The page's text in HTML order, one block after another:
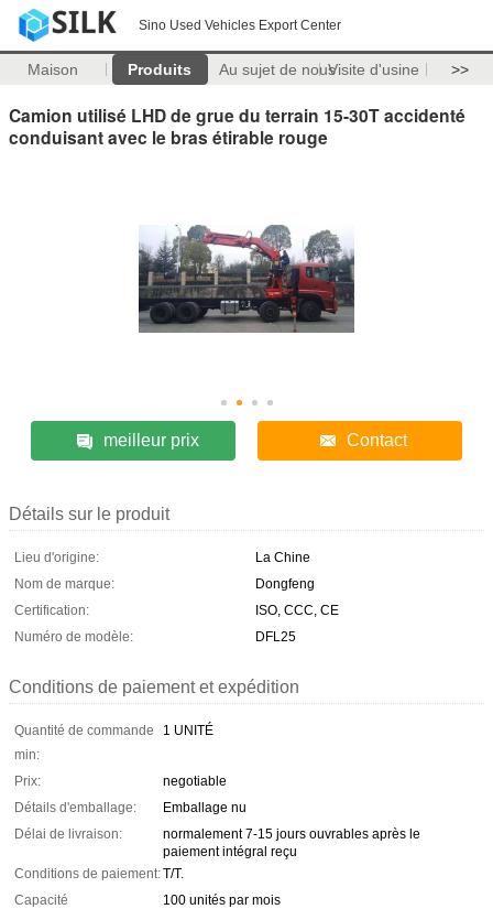
Sino Used Vehicles Export Center
Maison Produits Au sujet de nousVisite d'usine >>
Camion utilisé LHD de grue du terrain 15-30T accidenté
conduisant avec le bras étirable rouge
meilleur prix Contact
Détails sur le produit
Lieu d'origine:
La Chine
Nom de marque:
Dongfeng
Certification:
ISO, CCC, CE
Numéro de modèle:
DFL25
Conditions de paiement et expédition
Quantité de commande
min:
1 UNITÉ
Prix:
negotiable
Détails d'emballage:
Emballage nu
Délai de livraison:
normalement 7-15 jours ouvrables après le
paiement intégral reçu
Conditions de paiement:T/T.
Capacité
100 unités par mois